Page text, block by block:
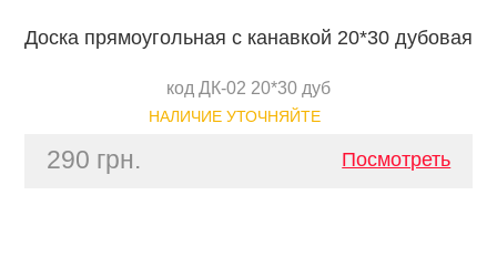
Доска прямоугольная с канавкой 20*30 дубовая
код ДК-02 20*30 дуб
НАЛИЧИЕ УТОЧНЯЙТЕ
290 грн. Посмотреть